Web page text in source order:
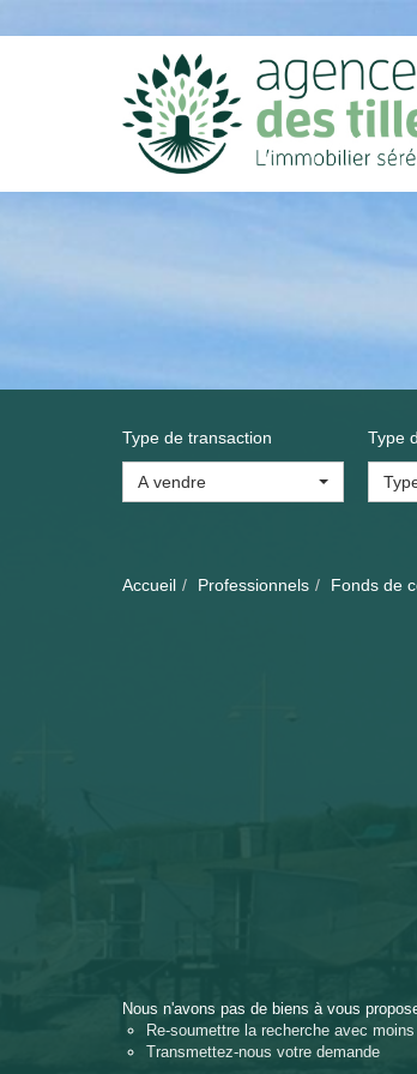
Type de transaction
A vendre
Type
Accueil Professionnels Fonds de
Nous n'avons pas de biens à vous
Re-soumettre la recherche avec
Transmettez-nous votre demande